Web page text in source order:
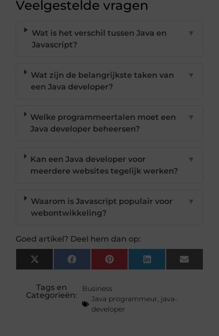
Veelgestelde vragen
Wat is het verschil tussen Java en
Javascript?
▼
Wat zijn de belangrijkste taken van
een Java developer?
▼
Welke programmeertalen moet een
Java developer beheersen?
▼
Kan een Java developer voor
meerdere websites tegelijk werken?
▼
Waarom is Javascript populair voor
webontwikkeling?
▼
Goed artikel? Deel hem dan op:
X
(Twitter)
FacebookPinterestLinkedInEmail
Tags en
Categorieën:
Business
Java programmeur, java-
developer